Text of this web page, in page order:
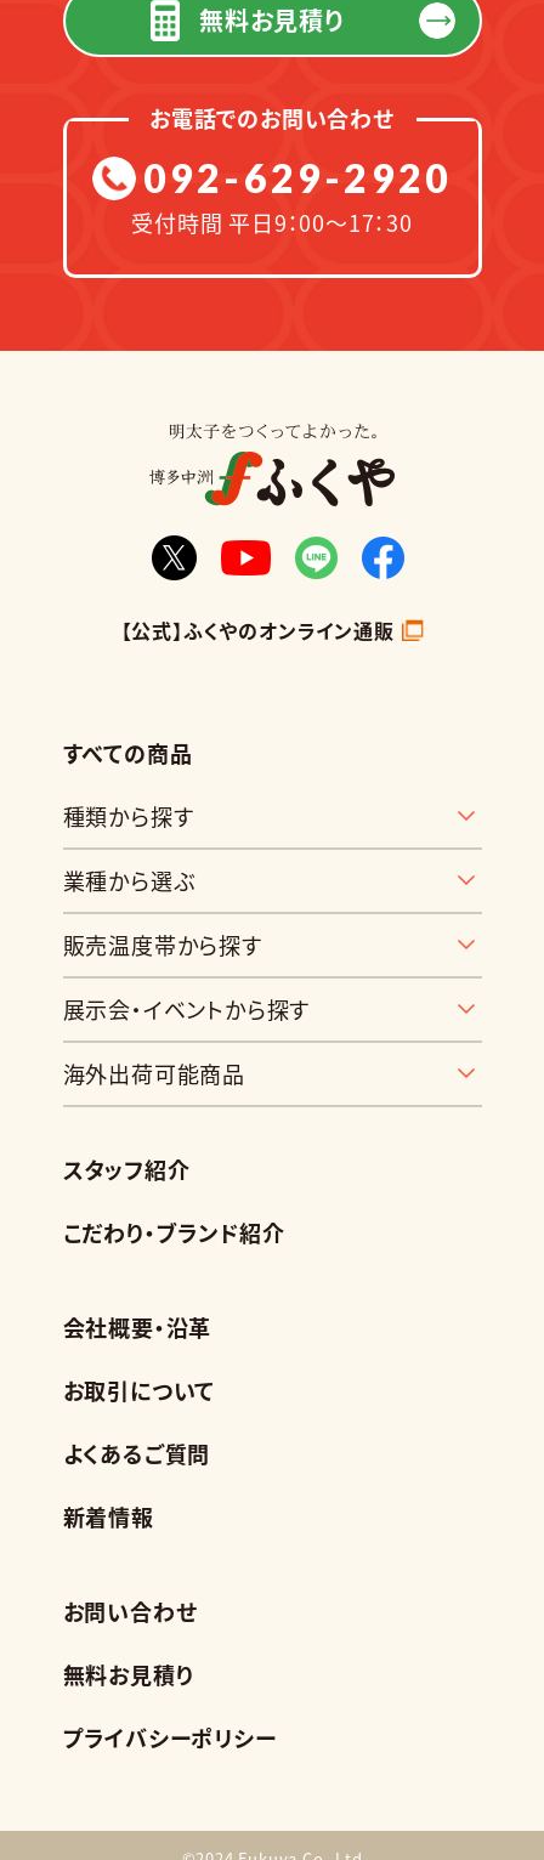
無料お見積り
お電話でのお問い合わせ
092-629-2920
受付時間 平日9：00～17：30
【公式】ふくやのオンライン通販
すべての商品
種類から探す
業種から選ぶ
販売温度帯から探す
展示会・イベントから探す
海外出荷可能商品
スタッフ紹介
こだわり・ブランド紹介
会社概要・沿革
お取引について
よくあるご質問
新着情報
お問い合わせ
無料お見積り
プライバシーポリシー